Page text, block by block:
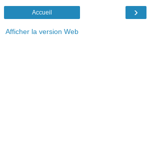
›
Accueil
Afficher la version Web